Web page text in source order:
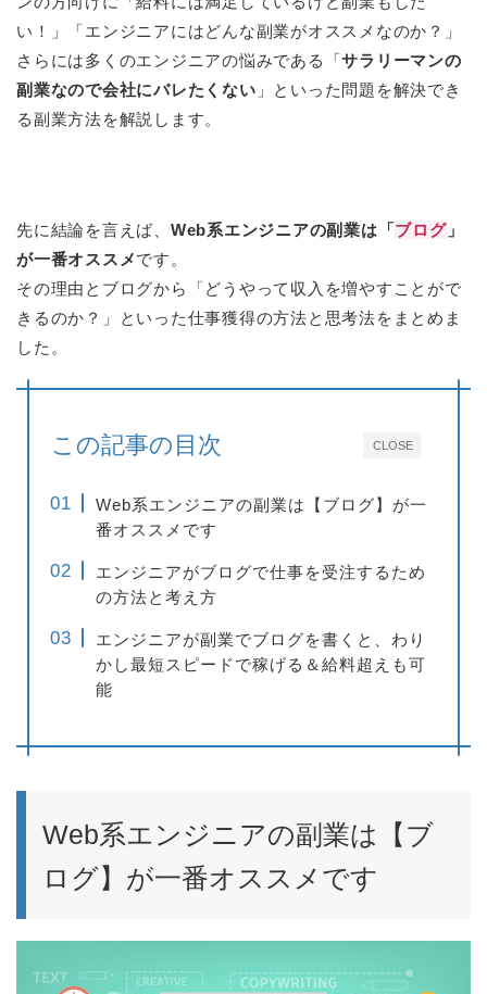
い！」「エンジニアにはどんな副業がオススメなのか？」
さらには多くのエンジニアの悩みである「サラリーマンの
副業なので会社にバレたくない 」といった問題を解決でき
る副業方法を解説します。
先に結論を言えば、 Web系エンジニアの副業は「ブログ」
が一番オススメです。
その理由とブログから「どうやって収入を増やすことがで
きるのか？」といった仕事獲得の方法と思考法をまとめま
した。
CLOSE
この記事の目次
Web系エンジニアの副業は【ブログ】が一
番オススメです
エンジニアがブログで仕事を受注するため
の方法と考え方
エンジニアが副業でブログを書くと、わり
かし最短スピードで稼げる＆給料超えも可
能
Web系エンジニアの副業は【ブ
ログ】が一番オススメです